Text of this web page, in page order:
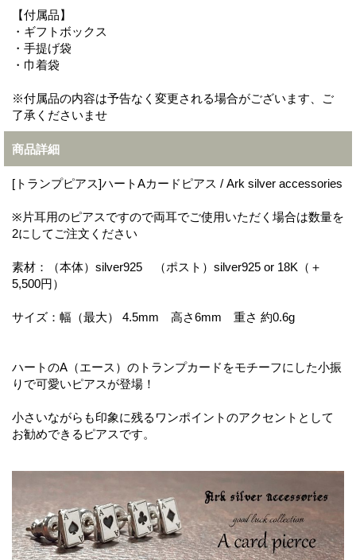
【付属品】
・ギフトボックス
・手提げ袋
・巾着袋
※付属品の内容は予告なく変更される場合がございます、ご
了承くださいませ
商品詳細
[トランプピアス]ハートAカードピアス / Ark silver accessories
※片耳用のピアスですので両耳でご使用いただく場合は数量を
2にしてご注文ください
素材：（本体）silver925 （ポスト）silver925 or 18K（＋
5,500円）
サイズ：幅（最大） 4.5mm 高さ6mm 重さ 約0.6g
ハートのA（エース）のトランプカードをモチーフにした小振
りで可愛いピアスが登場！
小さいながらも印象に残るワンポイントのアクセントとして
お勧めできるピアスです。